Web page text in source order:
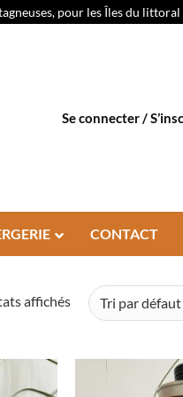
pour les Îles du littoral
Se connecter /
CONTACT
affichés